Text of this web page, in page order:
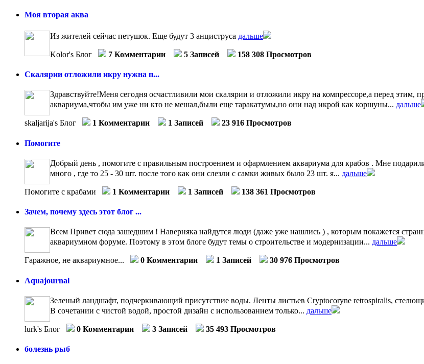
Моя вторая аква
Из жителей сейчас петушок. Еще будут 3 анциструса дальше
Kolor's Блог 7 Комментарии 5 Записей 158 308 Просмотров
Скалярии отложили икру нужна п...
Здравствуйте!Меня сегодня осчастливили мои скалярии и отложили икру на компрессоре,а перед этим,
аквариума,чтобы им уже ни кто не мешал,были еще таракатумы,но они над икрой как коршуны... дальше
skaljarija's Блог 1 Комментарии 1 Записей 23 916 Просмотров
Помогите
Добрый день , помогите с правильным построением и офармлением аквариума для крабов . Мне
много , где то 25 - 30 шт. после того как они слезли с самки живых было 23 шт. я... дальше
Помогите с крабами 1 Комментарии 1 Записей 138 361 Просмотров
Зачем, почему здесь этот блог ...
Всем Привет сюда зашедшим ! Наверняка найдутся люди (даже уже нашлись ) , которым покажется
аквариумном форуме. Поэтому в этом блоге будут темы о строительстве и модернизации... дальше
Гаражное, не аквариумное... 0 Комментарии 1 Записей 30 976 Просмотров
Aquajournal
Зеленый ландшафт, подчеркивающий присутствие воды. Ленты листьев Cryptocoryne retrospiralis,
В сочетании с чистой водой, простой дизайн с использованием только... дальше
lurk's Блог 0 Комментарии 3 Записей 35 493 Просмотров
болезнь рыб